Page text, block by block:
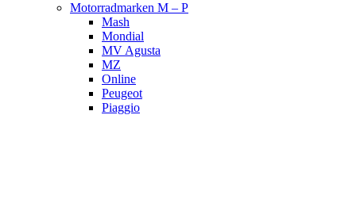
Motorradmarken M – P
Mash
Mondial
MV Agusta
MZ
Online
Peugeot
Piaggio